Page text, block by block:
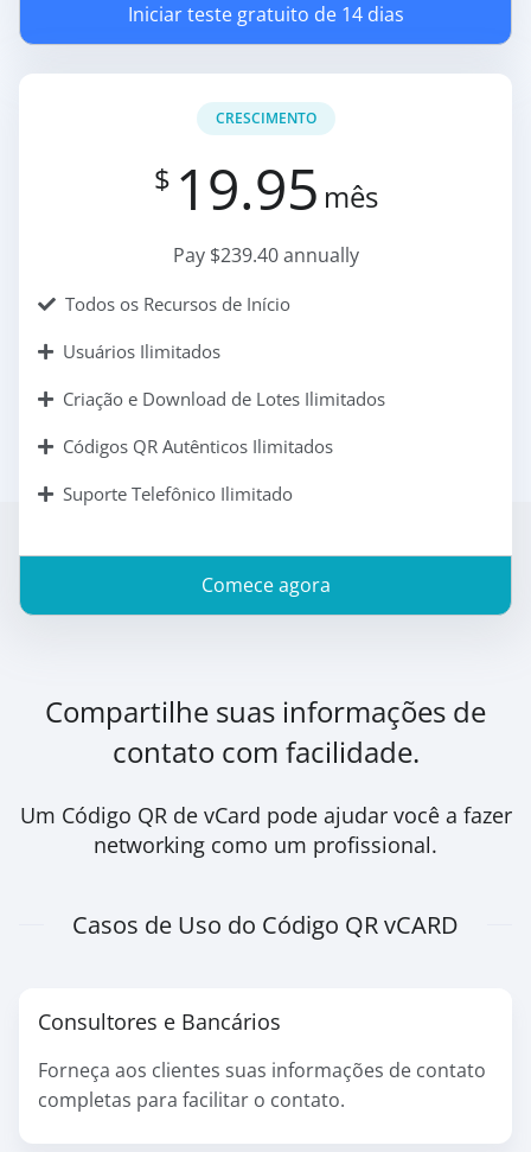
Iniciar teste gratuito de 14 dias
CRESCIMENTO
$ 19.95 mês
Pay $239.40 annually
Todos os Recursos de Início
Usuários Ilimitados
Criação e Download de Lotes Ilimitados
Códigos QR Autênticos Ilimitados
Suporte Telefônico Ilimitado
Comece agora
Compartilhe suas informações de
contato com facilidade.
Um Código QR de vCard pode ajudar você a fazer
networking como um profissional.
Casos de Uso do Código QR vCARD
Consultores e Bancários
Forneça aos clientes suas informações de contato
completas para facilitar o contato.